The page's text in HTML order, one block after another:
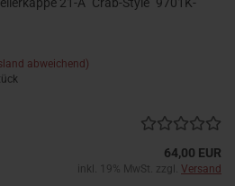
21-A "Crab-Style" 9701K-
abweichend)
64,00 EUR
inkl. 19% MwSt. zzgl. Versand